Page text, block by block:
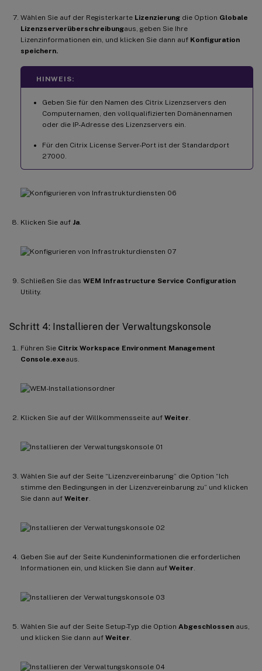
Wählen Sie auf der Registerkarte Lizenzierung die Option Globale
Lizenzserverüberschreibungaus, geben Sie Ihre
Lizenzinformationen ein, und klicken Sie dann auf Konfiguration
speichern.
HINWEIS:
Geben Sie für den Namen des Citrix Lizenzservers den
Computernamen, den vollqualifizierten Domänennamen
oder die IP-Adresse des Lizenzservers ein.
Für den Citrix License Server-Port ist der Standardport
27000.
Klicken Sie auf Ja
Schließen Sie das WEM Infrastructure Service Configuration
Utility.
Schritt 4: Installieren der Verwaltungskonsole
Führen Sie Citrix Workspace Environment Management
Console.exeaus.
Klicken Sie auf der Willkommensseite auf Weiter
Wählen Sie auf der Seite “Lizenzvereinbarung” die Option “Ich
stimme den Bedingungen in der Lizenzvereinbarung zu” und klicken
Sie dann auf Weiter
Geben Sie auf der Seite Kundeninformationen die erforderlichen
Informationen ein, und klicken Sie dann auf Weiter
Wählen Sie auf der Seite Setup-Typ die Option Abgeschlossen aus,
und klicken Sie dann auf Weiter